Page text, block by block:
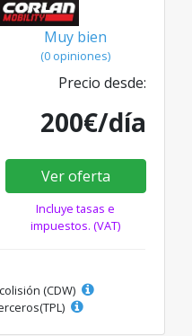
Muy bien
(0 opiniones)
Precio desde:
200€/día
Ver oferta
Incluye tasas e
impuestos. (VAT)
(CDW)